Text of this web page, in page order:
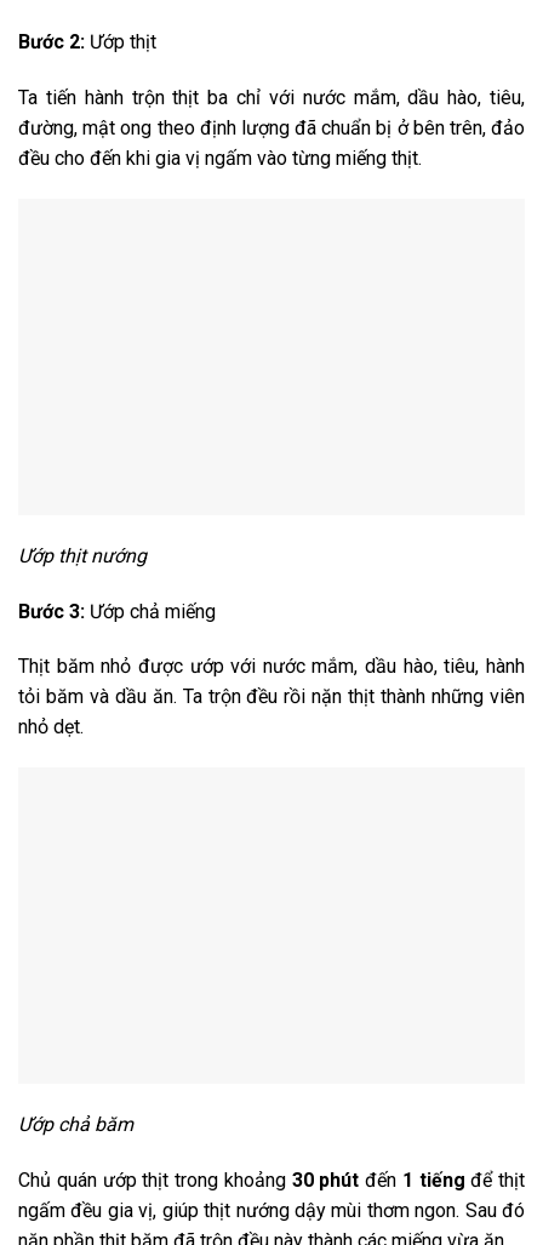
Bước 2: Ướp thịt
Ta tiến hành trộn thịt ba chỉ với nước mắm, dầu hào, tiêu,
đường, mật ong theo định lượng đã chuẩn bị ở bên trên, đảo
đều cho đến khi gia vị ngấm vào từng miếng thịt.
Ướp thịt nướng
Bước 3: Ướp chả miếng
Thịt băm nhỏ được ướp với nước mắm, dầu hào, tiêu, hành
tỏi băm và dầu ăn. Ta trộn đều rồi nặn thịt thành những viên
nhỏ dẹt.
Ướp chả băm
Chủ quán ướp thịt trong khoảng 30 phút đến 1 tiếng để thịt
ngấm đều gia vị, giúp thịt nướng dậy mùi thơm ngon. Sau đó